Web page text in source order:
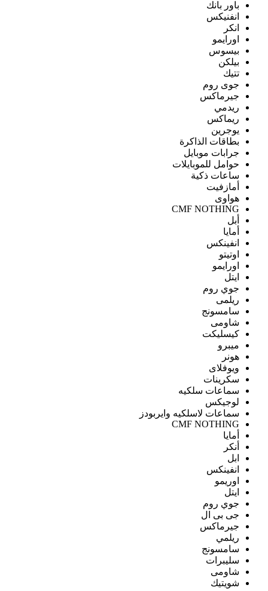
باور بانك
انفنيكس
انكر
اورايمو
بيسوس
بيلكن
تتيك
جوى روم
جيرماكس
ريدمي
ريماكس
يوجرين
بطاقات الذاكرة
جرابات موبايل
حوامل للموبايلات
ساعات ذكية
أمازفيت
هواوى
CMF NOTHING
أبل
أمايا
انفينكس
اوتيتو
اورايمو
ايتل
جوي روم
ريلمى
سامسونج
شاومى
كيسليكت
ميبرو
هونر
ويوفلاى
سكرينات
سماعات سلكيه
لوجيكس
سماعات لاسلكيه وايربودز
CMF NOTHING
أمايا
أنكر
ابل
انفينكس
اوريمو
ايتل
جوي روم
جى بى ال
جيرماكس
ريلمي
سامسونج
سليبرات
شاومى
شويتيك